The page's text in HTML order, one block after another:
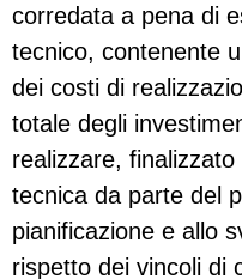
corredata a pena di
tecnico, contenente
dei costi di
totale degli
realizzare,
tecnica da parte del
pianificazione e allo
rispetto dei vincoli di